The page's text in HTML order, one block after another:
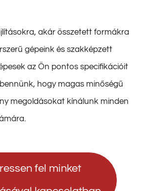
akár összetett formákra
gépeink és szakképzett
az Ön pontos specifikációit
hogy magas minőségű
megoldásokat kínálunk minden
fel minket